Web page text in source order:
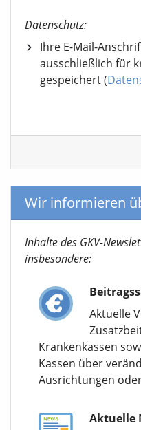
Datenschutz:
Ihre E-Mail-
ausschließlich für
gespeichert (
Wir informieren
Inhalte des GKV-
insbesondere:
Aktuelle
Krankenkassen
Kassen über
Ausrichtungen
Aktuelle